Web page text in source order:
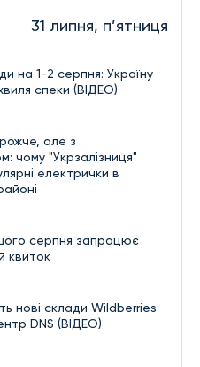
31 липня, п’ятниця
на 1-2 серпня: Україну
спеки (ВІДЕО)
але з
чому "Укрзалізниця"
електрички в
серпня запрацює
квиток
нові склади Wildberries
DNS (ВІДЕО)